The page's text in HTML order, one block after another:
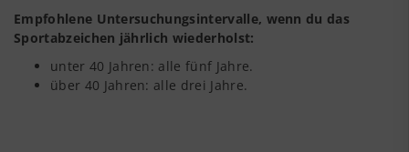
Empfohlene Untersuchungsintervalle, wenn du das
Sportabzeichen jährlich wiederholst:
unter 40 Jahren: alle fünf Jahre.
über 40 Jahren: alle drei Jahre.